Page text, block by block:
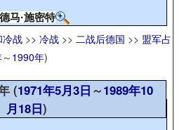
马·施密特
冷战 >> 冷战 >> 二战后德国 >> 盟军占
～ 1990年)
(1971年5月3日 ～1989年10
月18日)